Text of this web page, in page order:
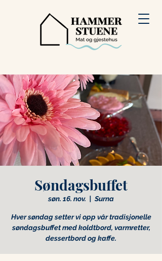
Søndagsbuffet
søn. 16. nov.
  |
Surna
Hver søndag setter vi opp vår tradisjonelle
søndagsbuffet med koldtbord, varmretter,